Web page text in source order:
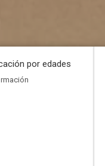
por edades